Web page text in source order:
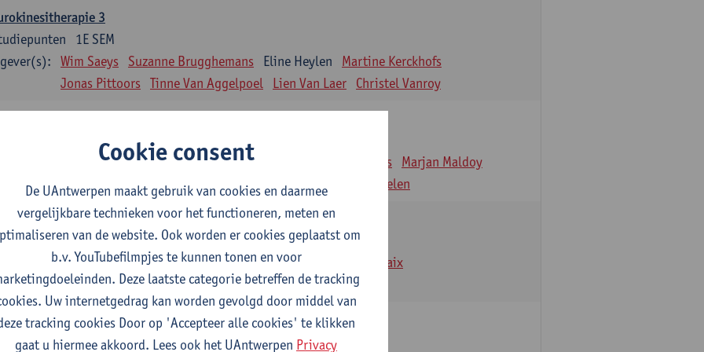
3
1E SEM
Wim Saeys Suzanne Brugghemans Eline Heylen
Martine Kerckhofs
Jonas Pittoors Tinne Van Aggelpoel Lien Van Laer Christel Vanroy
1E/2E SEM
Leen Uyttebroek Roel Claes Kim De Raedt Joris Lemmens
Marjan Maldoy
Bo Moeraert
Nastasia Popowycz Nele Struyf Hanne Verbelen
applicaties en complementaire therapieën
1E SEM
Jill Meirte Patrick De Bock Stefan Deckx
Thibau Demarbaix
Renata Fanfa Loureiro Chaves
kinesitherapie 2
1E SEM
studiepunten
Cookie consent
De UAntwerpen maakt gebruik van cookies en daarmee
vergelijkbare technieken voor het functioneren, meten en
van de website. Ook worden er cookies geplaatst om
b.v. YouTubefilmpjes te kunnen tonen en voor
Deze laatste categorie betreffen de tracking
Uw internetgedrag kan worden gevolgd door middel van
tracking cookies Door op 'Accepteer alle cookies' te klikken
gaat u hiermee akkoord. Lees ook het UAntwerpen Privacy